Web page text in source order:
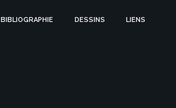
BIBLIOGRAPHIE DESSINS LIENS